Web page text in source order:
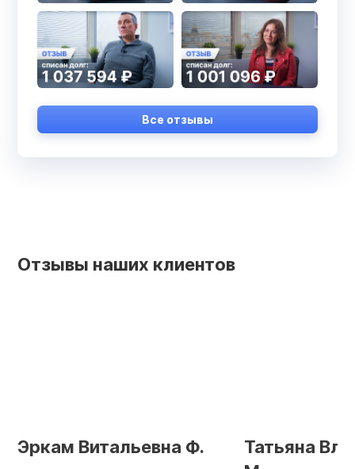
Все отзывы
Отзывы наших клиентов
Эркам Витальевна Ф.
Татьяна